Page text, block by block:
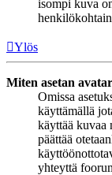
isompi kuva
Ylös
Miten asetan
Omissa
käyttämällä
käyttää kuvaa
päättää
yhteyttä